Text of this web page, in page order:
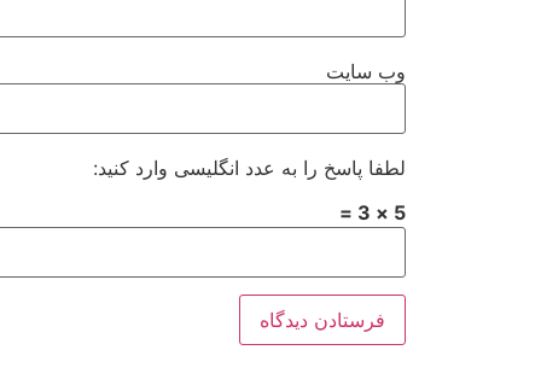
وب‌ سایت
لطفا پاسخ را به عدد انگلیسی وارد کنید:
5 × 3 =